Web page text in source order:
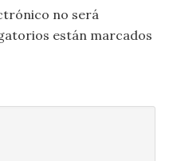
no será
están marcados